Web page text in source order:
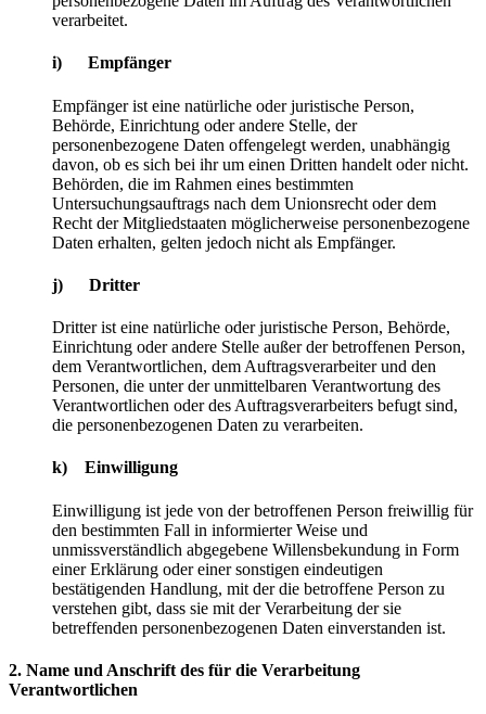
verarbeitet.
i) Empfänger
Empfänger ist eine natürliche oder juristische Person,
Behörde, Einrichtung oder andere Stelle, der
personenbezogene Daten offengelegt werden, unabhängig
davon, ob es sich bei ihr um einen Dritten handelt oder nicht.
Behörden, die im Rahmen eines bestimmten
Untersuchungsauftrags nach dem Unionsrecht oder dem
Recht der Mitgliedstaaten möglicherweise personenbezogene
Daten erhalten, gelten jedoch nicht als Empfänger.
j) Dritter
Dritter ist eine natürliche oder juristische Person, Behörde,
Einrichtung oder andere Stelle außer der betroffenen Person,
dem Verantwortlichen, dem Auftragsverarbeiter und den
Personen, die unter der unmittelbaren Verantwortung des
Verantwortlichen oder des Auftragsverarbeiters befugt sind,
die personenbezogenen Daten zu verarbeiten.
k) Einwilligung
Einwilligung ist jede von der betroffenen Person freiwillig für
den bestimmten Fall in informierter Weise und
unmissverständlich abgegebene Willensbekundung in Form
einer Erklärung oder einer sonstigen eindeutigen
bestätigenden Handlung, mit der die betroffene Person zu
verstehen gibt, dass sie mit der Verarbeitung der sie
betreffenden personenbezogenen Daten einverstanden ist.
2. Name und Anschrift des für die Verarbeitung
Verantwortlichen